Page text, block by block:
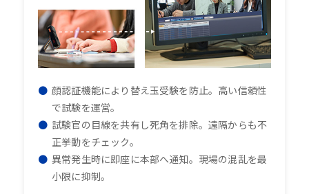
顔認証機能により替え玉受験を防止。高い信頼性
で試験を運営。
試験官の目線を共有し死角を排除。遠隔からも不
正挙動をチェック。
異常発生時に即座に本部へ通知。現場の混乱を最
小限に抑制。